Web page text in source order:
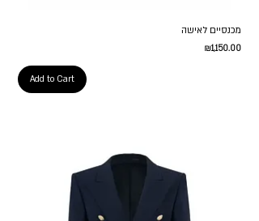
מכנסיים לאישה
Price
₪1,150.00
Add to Cart